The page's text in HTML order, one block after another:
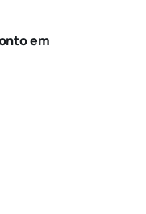
em